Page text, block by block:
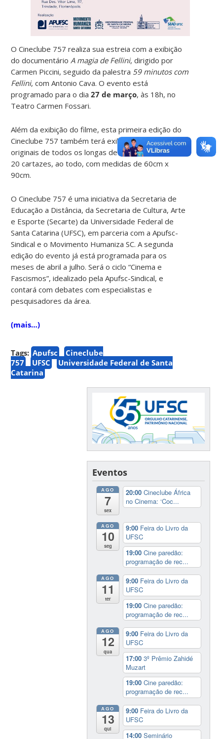
O Cineclube 757 realiza sua estreia com a exibição
do documentário A magia de Fellini, dirigido por
Carmen Piccini, seguido da palestra 59 minutos com
Fellini, com Antonio Cava. O evento está
programado para o dia27 de março, às 18h, no
Teatro Carmen Fossari.
Além da exibição do filme, esta primeira edição do
Cineclube 757 também terá exibição de cartazes
originais de todos os longas de Federico Fellini. São
20 cartazes, ao todo, com medidas de 60cm x
90cm.
O Cineclube 757 é uma iniciativa da Secretaria de
Educação a Distância, da Secretaria de Cultura, Arte
e Esporte (Secarte) da Universidade Federal de
Santa Catarina (UFSC), em parceria com a Apufsc-
Sindical e o Movimento Humaniza SC. A segunda
edição do evento já está programada para os
meses de abril a julho. Será o ciclo “Cinema e
Fascismos”, idealizado pela Apufsc-Sindical, e
contará com debates com especialistas e
pesquisadores da área.
(mais…)
Tags: Apufsc
Cineclube
757
UFSC
Universidade Federal de Santa
Catarina
Eventos
AGO
7
sex
20:00Cineclube África
no Cinema: ‘Coc...
AGO
10
seg
9:00 Feira do Livro da
UFSC
19:00Cine paredão:
programação de rec...
AGO
11
ter
9:00 Feira do Livro da
UFSC
19:00Cine paredão:
programação de rec...
AGO
12
qua
9:00 Feira do Livro da
UFSC
17:003º Prêmio Zahidé
Muzart
19:00Cine paredão:
programação de rec...
AGO
13
qui
9:00 Feira do Livro da
UFSC
14:00Seminário